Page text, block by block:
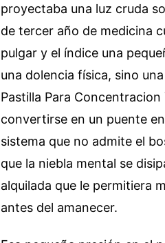
proyectaba una luz cruda
de tercer año de medicina
pulgar y el índice una
una dolencia física, sino
Pastilla Para
convertirse en un puente
sistema que no admite el
que la niebla mental se
alquilada que le permitiera
antes del amanecer.